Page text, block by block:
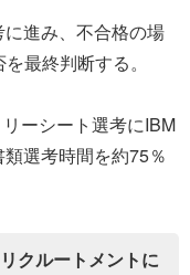
進み、不合格の場
最終判断する。
ーシート選考にIBM
選考時間を約75％
クルートメントに